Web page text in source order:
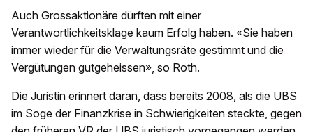
Auch Grossaktionäre dürften mit einer
Verantwortlichkeitsklage kaum Erfolg haben. «Sie haben
immer wieder für die Verwaltungsräte gestimmt und die
Vergütungen gutgeheissen», so Roth.
Die Juristin erinnert daran, dass bereits 2008, als die UBS
im Soge der Finanzkrise in Schwierigkeiten steckte, gegen